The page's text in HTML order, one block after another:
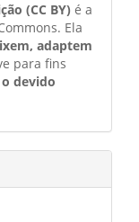
(CC BY) é a
Ela
adaptem
para fins
devido